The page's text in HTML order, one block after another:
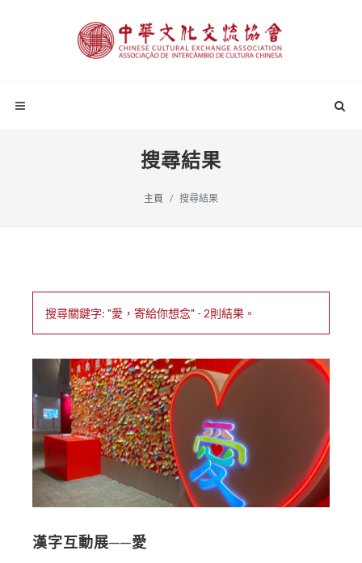
搜尋結果
主頁 搜尋結果
搜尋關鍵字: "愛，寄給你想念" - 2則結果。
漢字互動展──愛